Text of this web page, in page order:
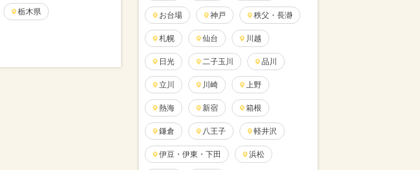
栃木県 お台場 神戸 秩父・長瀞
札幌 仙台 川越
日光 二子玉川 品川
立川 川崎 上野
熱海 新宿 箱根
鎌倉 八王子 軽井沢
伊豆・伊東・下田 浜松